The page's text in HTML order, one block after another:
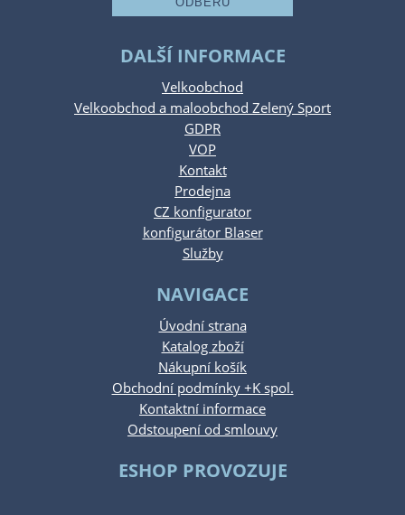
DALŠÍ INFORMACE
Velkoobchod
Velkoobchod a maloobchod Zelený Sport
GDPR
VOP
Kontakt
Prodejna
CZ konfigurator
konfigurátor Blaser
Služby
NAVIGACE
Úvodní strana
Katalog zboží
Nákupní košík
Obchodní podmínky +K spol.
Kontaktní informace
Odstoupení od smlouvy
ESHOP PROVOZUJE